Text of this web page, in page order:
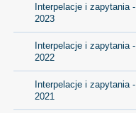
Interpelacje i zapytania -
2023
Interpelacje i zapytania -
2022
Interpelacje i zapytania -
2021